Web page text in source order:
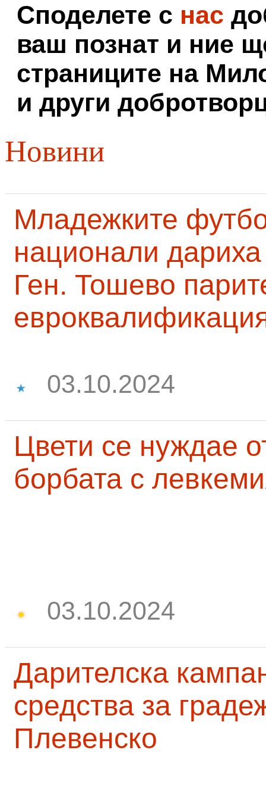
Споделете с нас
ваш познат и ние
страниците на
и други
Новини
Младежките
национали
Ген. Тошево
03.10.2024
Цвети се нуждае
борбата с
03.10.2024
Дарителска
средства за
Плевенско